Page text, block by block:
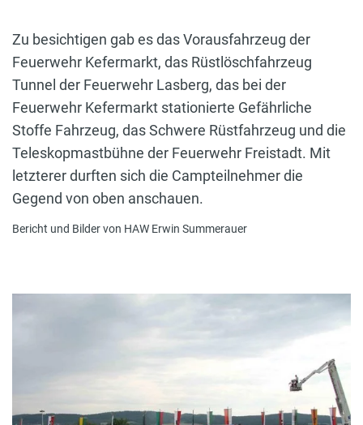
Zu besichtigen gab es das Vorausfahrzeug der
Feuerwehr Kefermarkt, das Rüstlöschfahrzeug
Tunnel der Feuerwehr Lasberg, das bei der
Feuerwehr Kefermarkt stationierte Gefährliche
Stoffe Fahrzeug, das Schwere Rüstfahrzeug und die
Teleskopmastbühne der Feuerwehr Freistadt. Mit
letzterer durften sich die Campteilnehmer die
Gegend von oben anschauen.
Bericht und Bilder von HAW Erwin Summerauer